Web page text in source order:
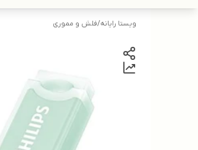
ویستا رایانه/فلش و مموری